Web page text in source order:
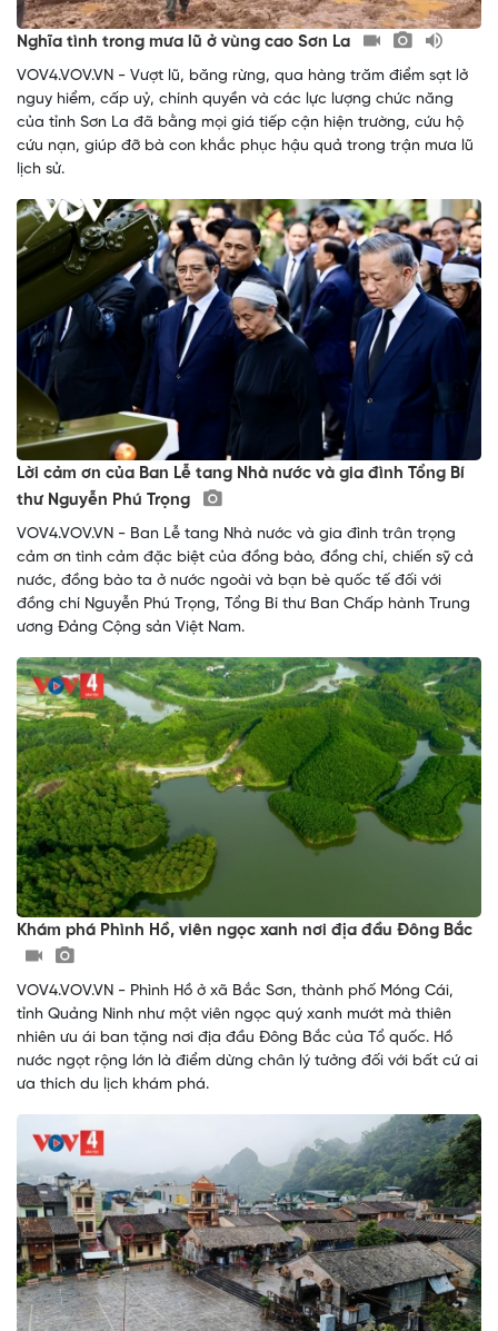
Nghĩa tình trong mưa lũ ở vùng cao Sơn La
VOV4.VOV.VN - Vượt lũ, băng rừng, qua hàng trăm điểm sạt lở
nguy hiểm, cấp uỷ, chính quyền và các lực lượng chức năng
của tỉnh Sơn La đã bằng mọi giá tiếp cận hiện trường, cứu hộ
cứu nạn, giúp đỡ bà con khắc phục hậu quả trong trận mưa lũ
lịch sử.
Lời cảm ơn của Ban Lễ tang Nhà nước và gia đình Tổng Bí
thư Nguyễn Phú Trọng
VOV4.VOV.VN - Ban Lễ tang Nhà nước và gia đình trân trọng
cảm ơn tình cảm đặc biệt của đồng bào, đồng chí, chiến sỹ cả
nước, đồng bào ta ở nước ngoài và bạn bè quốc tế đối với
đồng chí Nguyễn Phú Trọng, Tổng Bí thư Ban Chấp hành Trung
ương Đảng Cộng sản Việt Nam.
Khám phá Phình Hồ, viên ngọc xanh nơi địa đầu Đông Bắc
VOV4.VOV.VN - Phình Hồ ở xã Bắc Sơn, thành phố Móng Cái,
tỉnh Quảng Ninh như một viên ngọc quý xanh mướt mà thiên
nhiên ưu ái ban tặng nơi địa đầu Đông Bắc của Tổ quốc. Hồ
nước ngọt rộng lớn là điểm dừng chân lý tưởng đối với bất cứ ai
ưa thích du lịch khám phá.